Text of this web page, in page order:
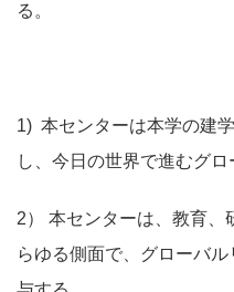
る。
1) 本センターは本学の建
し、今日の世界で進むグ
2） 本センターは、教育、
らゆる側面で、グローバ